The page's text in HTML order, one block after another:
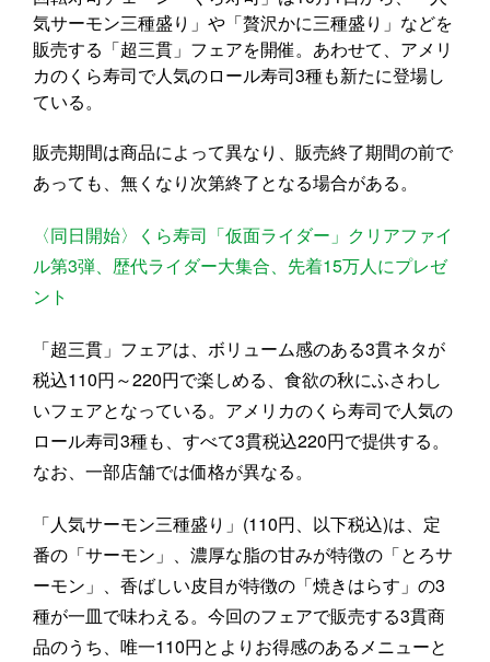
気サーモン三種盛り」や「贅沢かに三種盛り」などを
販売する「超三貫」フェアを開催。あわせて、アメリ
カのくら寿司で人気のロール寿司3種も新たに登場し
ている。
販売期間は商品によって異なり、販売終了期間の前で
あっても、無くなり次第終了となる場合がある。
〈同日開始〉くら寿司「仮面ライダー」クリアファイ
ル第3弾、歴代ライダー大集合、先着15万人にプレゼ
ント
「超三貫」フェアは、ボリューム感のある3貫ネタが
税込110円～220円で楽しめる、食欲の秋にふさわし
いフェアとなっている。アメリカのくら寿司で人気の
ロール寿司3種も、すべて3貫税込220円で提供する。
なお、一部店舗では価格が異なる。
「人気サーモン三種盛り」(110円、以下税込)は、定
番の「サーモン」、濃厚な脂の甘みが特徴の「とろサ
ーモン」、香ばしい皮目が特徴の「焼きはらす」の3
種が一皿で味わえる。今回のフェアで販売する3貫商
品のうち、唯一110円とよりお得感のあるメニューと